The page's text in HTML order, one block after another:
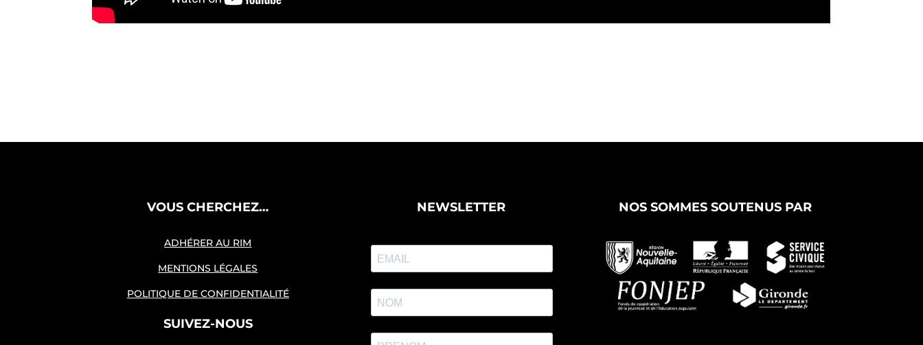
VOUS CHERCHEZ…
ADHÉRER AU RIM
MENTIONS LÉGALES
POLITIQUE DE CONFIDENTIALITÉ
SUIVEZ-NOUS
NEWSLETTER NOS SOMMES SOUTENUS PAR